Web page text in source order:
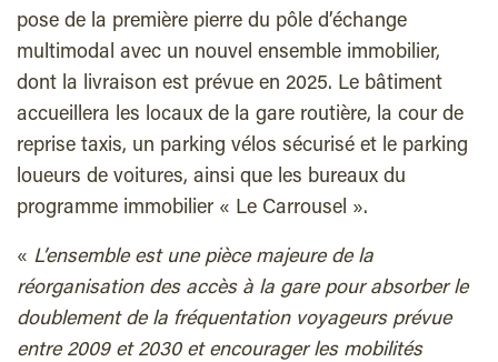
pose de la première pierre du pôle d’échange
multimodal avec un nouvel ensemble immobilier,
dont la livraison est prévue en 2025. Le bâtiment
accueillera les locaux de la gare routière, la cour de
reprise taxis, un parking vélos sécurisé et le parking
loueurs de voitures, ainsi que les bureaux du
programme immobilier « Le Carrousel ».
« L’ensemble est une pièce majeure de la
réorganisation des accès à la gare pour absorber le
doublement de la fréquentation voyageurs prévue
entre 2009 et 2030 et encourager les mobilités